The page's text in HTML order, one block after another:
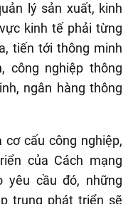
lý sản xuất, kinh
kinh tế phải từng
tiến tới thông minh
công nghiệp thông
ngân hàng thông
cấu công nghiệp,
của Cách mạng
yêu cầu đó, những
trung phát triển sẽ